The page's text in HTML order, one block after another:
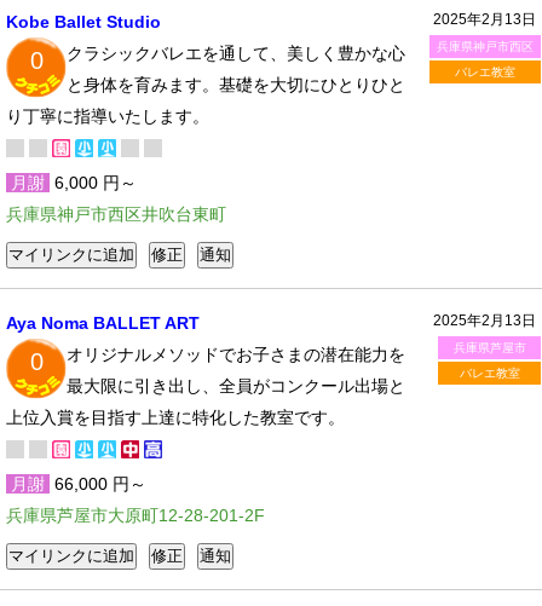
2025年2月13日
兵庫県神戸市西区
バレエ教室
Kobe Ballet Studio
0
クラシックバレエを通して、美しく豊かな心
と身体を育みます。基礎を大切にひとりひと
り丁寧に指導いたします。
月謝 6,000 円～
兵庫県神戸市西区井吹台東町
2025年2月13日
兵庫県芦屋市
バレエ教室
Aya Noma BALLET ART
0
オリジナルメソッドでお子さまの潜在能力を
最大限に引き出し、全員がコンクール出場と
上位入賞を目指す上達に特化した教室です。
月謝 66,000 円～
兵庫県芦屋市大原町12-28-201-2F